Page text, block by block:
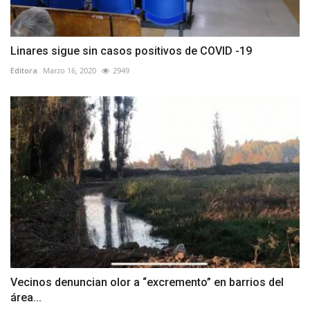
Linares sigue sin casos positivos de COVID -19
Editora Marzo 16, 2020 2949
Vecinos denuncian olor a “excremento” en barrios del
área...